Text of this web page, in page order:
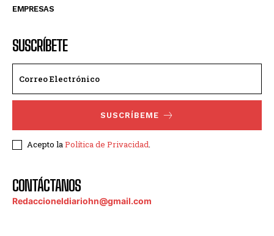
EMPRESAS
SUSCRÍBETE
SUSCRÍBEME
Acepto laPolítica de Privacidad.
CONTÁCTANOS
Redaccioneldiariohn@gmail.com